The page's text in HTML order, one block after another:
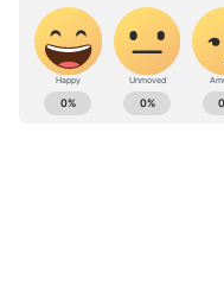
ABOUT THE AUTHOR